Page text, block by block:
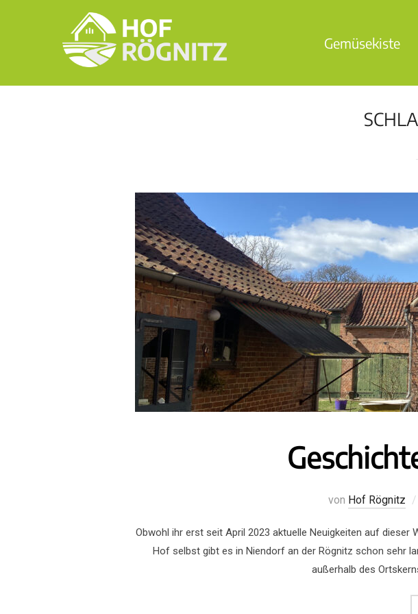
Gemüsekiste
von Hof Rögnitz
Obwohl ihr erst seit April 2023 aktuelle Neuigkeiten auf
Hof selbst gibt es in Niendorf an der Rögnitz schon sehr
außerhalb des